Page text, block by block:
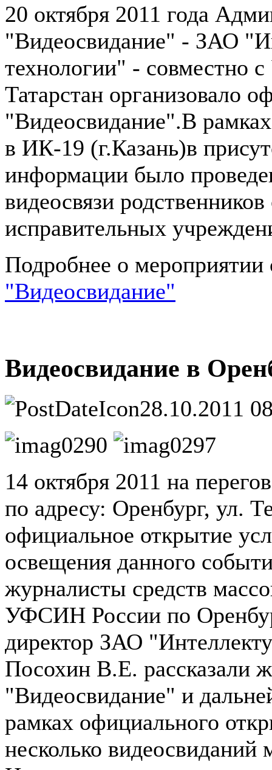
20 октября 2011 года
"Видеосвидание" - ЗАО
технологии" - совместно
Татарстан организовало
"Видеосвидание".В
в ИК-19 (г.Казань)в
информации было
видеосвязи
исправительных
Подробнее о мероприятии
"Видеосвидание"
Видеосвидание в
28.10.2011
14 октября 2011 на
по адресу: Оренбург, ул.
официальное открытие
освещения данного
журналисты средств
УФСИН России по
директор ЗАО
Посохин В.Е. рассказали
"Видеосвидание" и
рамках официального
несколько